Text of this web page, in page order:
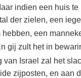
indien een huis
der zielen, een
een
gij zult het in
Israel zal het
zijposten, en aan